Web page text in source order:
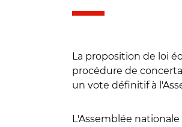
La proposition de loi
procédure de
un vote définitif à
L'Assemblée